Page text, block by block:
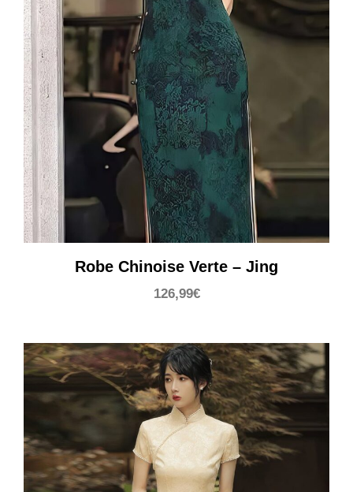
Robe Chinoise Verte – Jing
126,99€